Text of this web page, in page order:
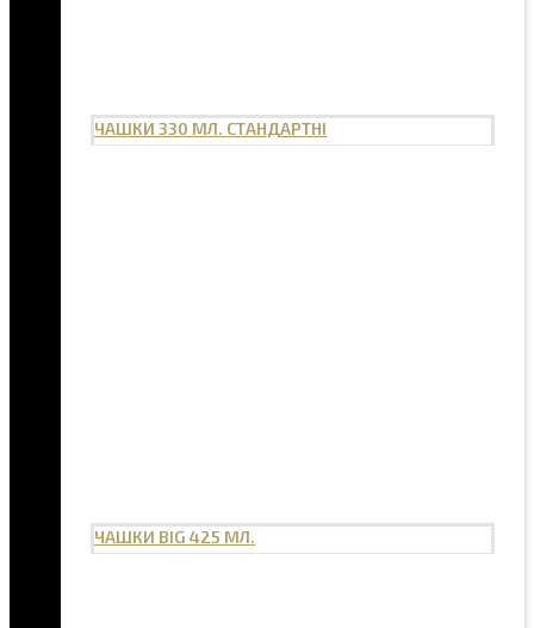
ЧАШКИ 330 МЛ. СТАНДАРТНІ
ЧАШКИ BIG 425 МЛ.